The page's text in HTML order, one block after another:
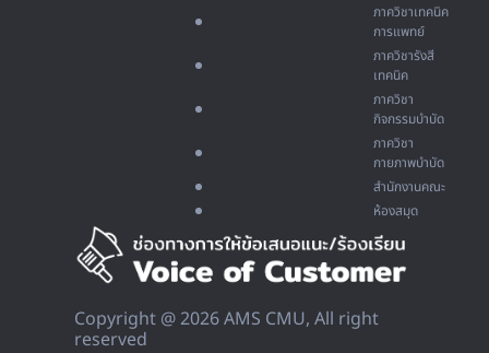
ภาควิชาเทคนิค
การแพทย์
ภาควิชารังสี
เทคนิค
ภาควิชา
กิจกรรมบำบัด
ภาควิชา
กายภาพบำบัด
สำนักงานคณะ
ห้องสมุด
Copyright @ 2026 AMS CMU, All right
reserved